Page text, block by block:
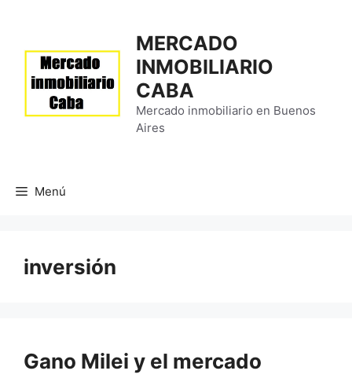
contenido
MERCADO
INMOBILIARIO
CABA
Mercado inmobiliario en Buenos
Aires
Menú
inversión
Gano Milei y el mercado